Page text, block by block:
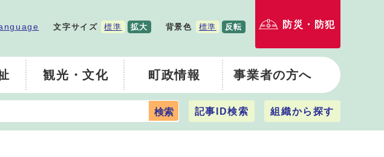
文字サイズ 標準 拡大 背景色 標準 反転 防災・防犯
観光・文化 町政情報 事業者の方へ
検索 記事ID検索 組織から探す